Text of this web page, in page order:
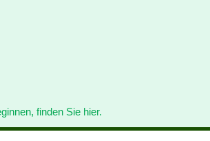
finden Sie hier.